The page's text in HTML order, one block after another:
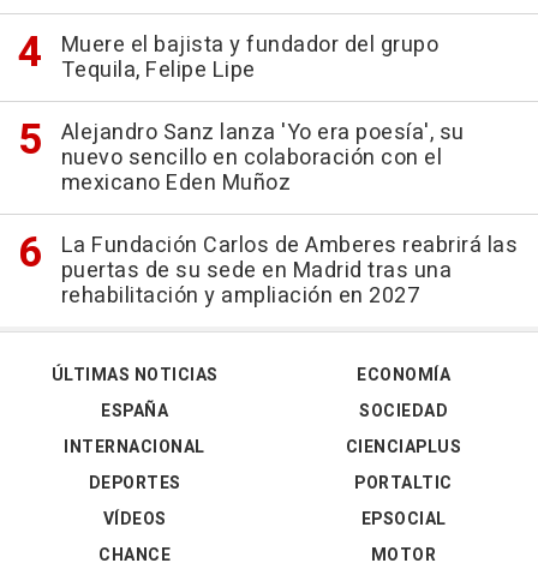
Muere el bajista y fundador del grupo
Tequila, Felipe Lipe
Alejandro Sanz lanza 'Yo era poesía', su
nuevo sencillo en colaboración con el
mexicano Eden Muñoz
La Fundación Carlos de Amberes reabrirá las
puertas de su sede en Madrid tras una
rehabilitación y ampliación en 2027
ÚLTIMAS NOTICIAS
ESPAÑA
INTERNACIONAL
DEPORTES
VÍDEOS
ECONOMÍA
SOCIEDAD
CIENCIAPLUS
PORTALTIC
EPSOCIAL
CHANCE
MOTOR